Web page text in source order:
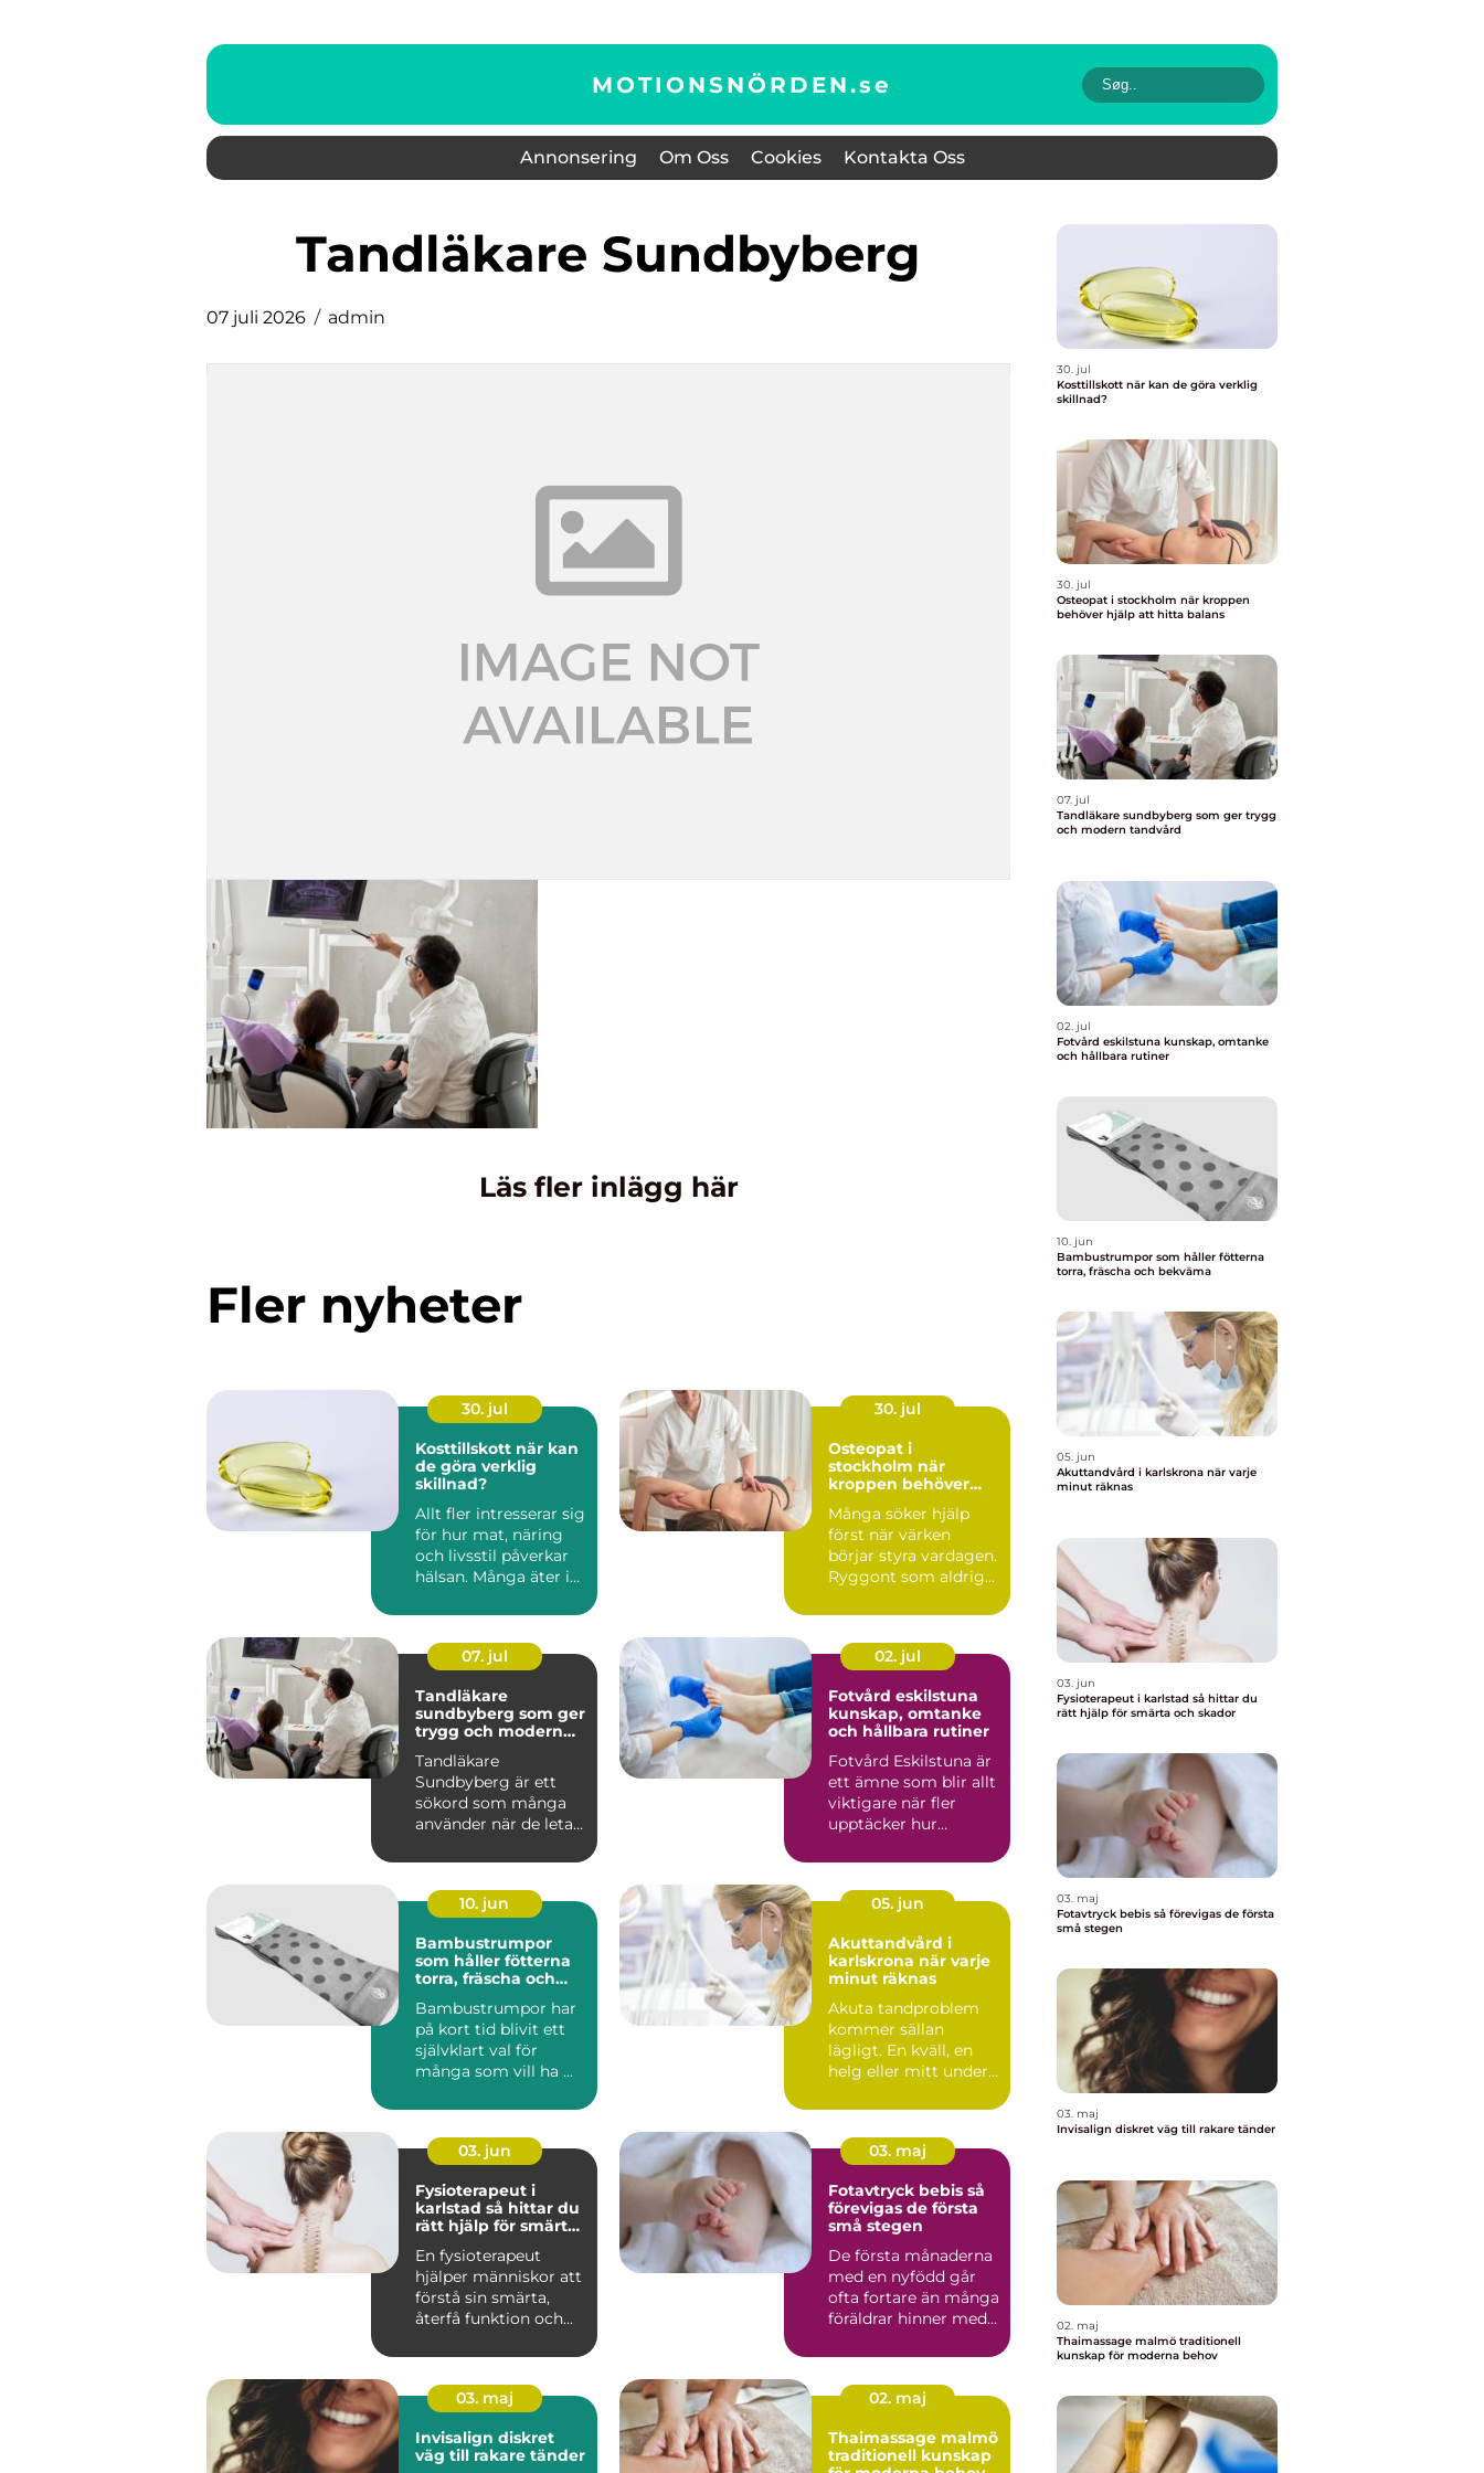
MOTIONSNÖRDEN.se
Annonsering Om Oss Cookies Kontakta Oss
Tandläkare Sundbyberg
07 juli 2026 admin
Läs fler inlägg här
Fler nyheter
30. jul
Kosttillskott när kan
de göra verklig
skillnad?
Allt fler intresserar sig
för hur mat, näring
och livsstil påverkar
hälsan. Många äter i
30. jul
Osteopat i
stockholm när
kroppen behöver
Många söker hjälp
först när värken
börjar styra vardagen.
Ryggont som aldrig
som ...
07. jul
Tandläkare
sundbyberg som ger
trygg och modern
Tandläkare
Sundbyberg är ett
sökord som många
använder när de letar
personlig och ti...
02. jul
Fotvård eskilstuna
kunskap, omtanke
och hållbara rutiner
Fotvård Eskilstuna är
ett ämne som blir allt
viktigare när fler
upptäcker hur
påverk...
10. jun
Bambustrumpor
som håller fötterna
torra, fräscha och
Bambustrumpor har
på kort tid blivit ett
självklart val för
många som vill ha ...
05. jun
Akuttandvård i
karlskrona när varje
minut räknas
Akuta tandproblem
kommer sällan
lägligt. En kväll, en
helg eller mitt under
smärtan ...
03. jun
Fysioterapeut i
karlstad så hittar du
rätt hjälp för smärta
En fysioterapeut
hjälper människor att
förstå sin smärta,
återfå funktion och
Fö...
03. maj
Fotavtryck bebis så
förevigas de första
små stegen
De första månaderna
med en nyfödd går
ofta fortare än många
föräldrar hinner med.
03. maj
Invisalign diskret
väg till rakare tänder
02. maj
Thaimassage malmö
traditionell kunskap
30. jul
Kosttillskott när kan de göra verklig
skillnad?
30. jul
Osteopat i stockholm när kroppen
behöver hjälp att hitta balans
07. jul
Tandläkare sundbyberg som ger trygg
och modern tandvård
02. jul
Fotvård eskilstuna kunskap, omtanke
och hållbara rutiner
10. jun
Bambustrumpor som håller fötterna
torra, fräscha och bekväma
05. jun
Akuttandvård i karlskrona när varje
minut räknas
03. jun
Fysioterapeut i karlstad så hittar du
rätt hjälp för smärta och skador
03. maj
Fotavtryck bebis så förevigas de första
små stegen
03. maj
Invisalign diskret väg till rakare tänder
02. maj
Thaimassage malmö traditionell
kunskap för moderna behov